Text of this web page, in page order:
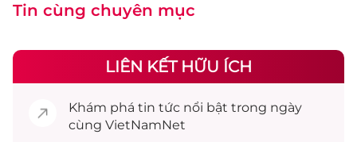
Tin cùng chuyên mục
LIÊN KẾT HỮU ÍCH
Khám phá tin tức nổi bật trong ngày
cùng VietNamNet